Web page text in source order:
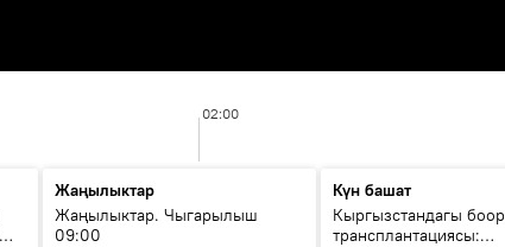
02:00
Жаңылыктар
Жаңылыктар. Чыгарылыш
09:00
Күн башат
Кыргызстандагы боор
трансплантациясы: